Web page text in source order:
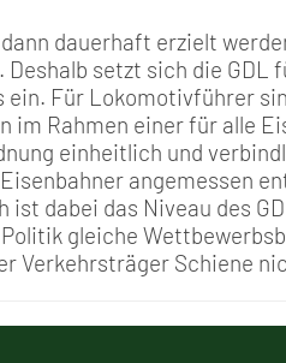
dauerhaft erzielt
setzt sich die GDL
Für Lokomotivführer
im Rahmen einer für alle
einheitlich und
angemessen
ist dabei das Niveau des
gleiche
Verkehrsträger Schiene